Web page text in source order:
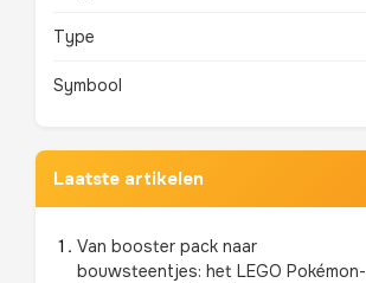
Type
Symbool
Laatste artikelen
Van booster pack naar
bouwsteentjes: het LEGO Pokémon-